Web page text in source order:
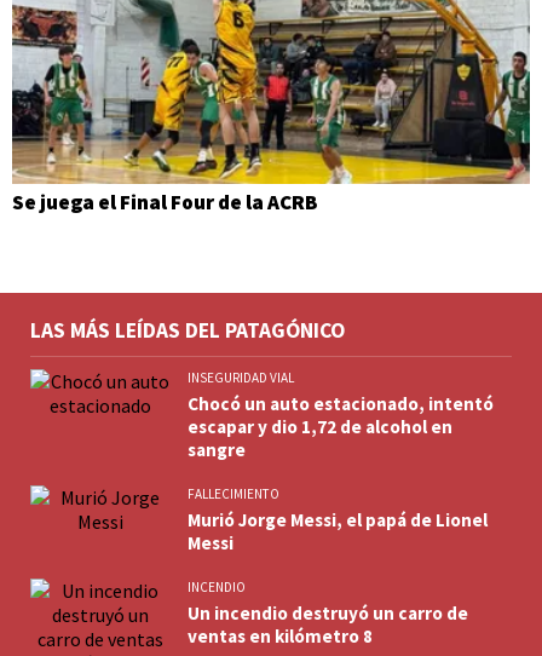
Se juega el Final Four de la ACRB
LAS MÁS LEÍDAS DEL PATAGÓNICO
INSEGURIDAD VIAL
Chocó un auto estacionado, intentó
escapar y dio 1,72 de alcohol en
sangre
FALLECIMIENTO
Murió Jorge Messi, el papá de Lionel
Messi
INCENDIO
Un incendio destruyó un carro de
ventas en kilómetro 8